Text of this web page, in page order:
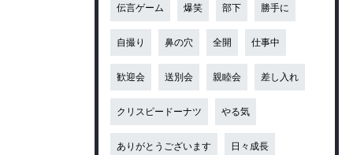
伝言ゲーム 爆笑 部下 勝手に
自撮り 鼻の穴 全開 仕事中
歓迎会 送別会 親睦会 差し入れ
クリスピードーナツ やる気
ありがとうございます 日々成長